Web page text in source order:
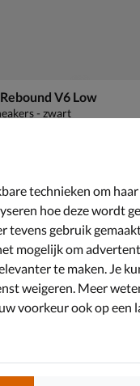
V6 Low
- zwart
technieken om
hoe deze wordt
tevens gebruik
mogelijk om
te maken. Je
weigeren. Meer
voorkeur ook op een